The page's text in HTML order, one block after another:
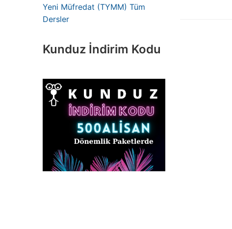
Yeni Müfredat (TYMM) Tüm
Dersler
Kunduz İndirim Kodu